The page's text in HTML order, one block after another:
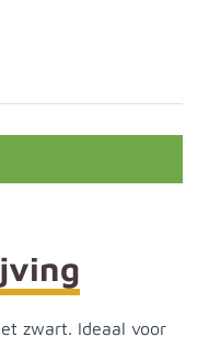
zwart. Ideaal voor